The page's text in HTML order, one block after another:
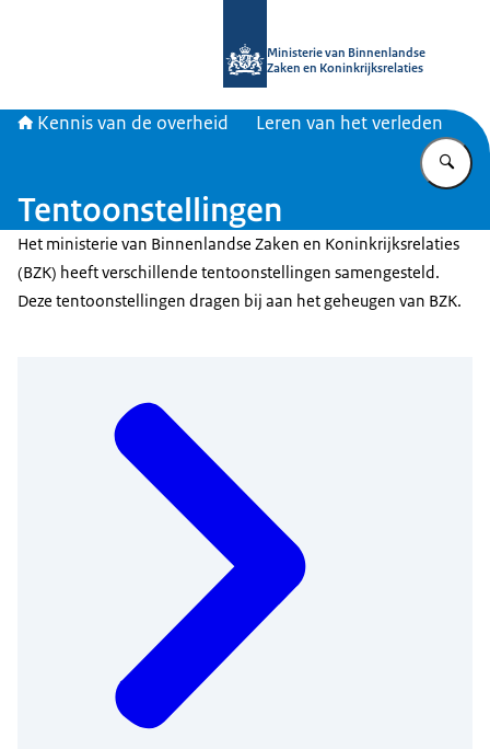
Ministerie van Binnenlandse
Zaken en Koninkrijksrelaties
Kennis van de overheid Leren van het verleden
Tentoonstellingen
Het ministerie van Binnenlandse Zaken en Koninkrijksrelaties
(BZK) heeft verschillende tentoonstellingen samengesteld.
Deze tentoonstellingen dragen bij aan het geheugen van BZK.